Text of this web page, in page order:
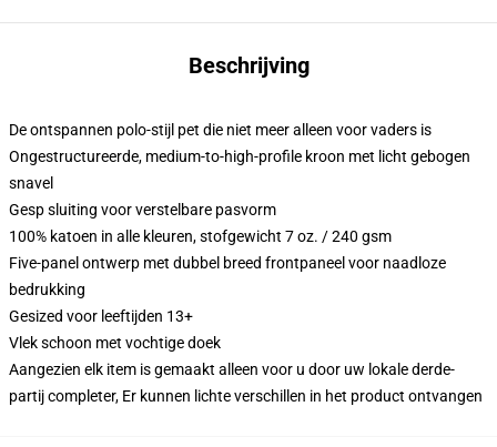
Beschrijving
De ontspannen polo-stijl pet die niet meer alleen voor vaders is
Ongestructureerde, medium-to-high-profile kroon met licht gebogen
snavel
Gesp sluiting voor verstelbare pasvorm
100% katoen in alle kleuren, stofgewicht 7 oz. / 240 gsm
Five-panel ontwerp met dubbel breed frontpaneel voor naadloze
bedrukking
Gesized voor leeftijden 13+
Vlek schoon met vochtige doek
Aangezien elk item is gemaakt alleen voor u door uw lokale derde-
partij completer, Er kunnen lichte verschillen in het product ontvangen